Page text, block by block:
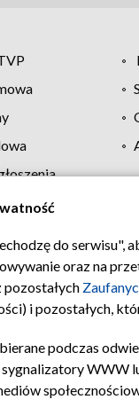
do serwisu",
oraz na
pozostałych
i pozostałych,
podczas
WWW